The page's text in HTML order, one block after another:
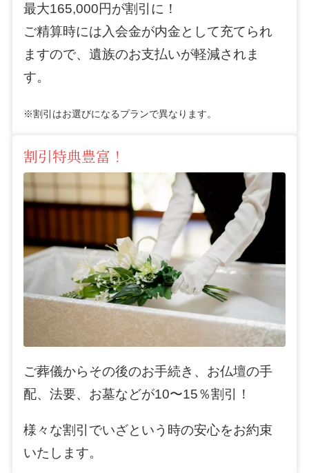
最大165,000円が割引に！
ご精算時には入会金が内金として充てられ
ますので、遺族のお支払いが軽減されま
す。
※割引はお選びになるプランで異なります。
割引特典豊富！
ご葬儀からその後のお手続き、お仏壇の手
配、法要、お墓などが10〜15％割引！
様々な割引でいざという時の安心をお約束
いたします。